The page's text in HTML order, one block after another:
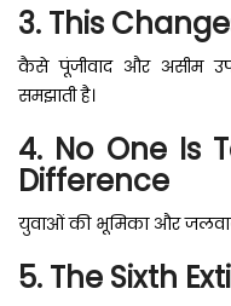
3. This
कैसे पूंजीवाद और असीम
समझाती है।
4. No One Is
Difference
युवाओं की भूमिका और
5. The Sixth